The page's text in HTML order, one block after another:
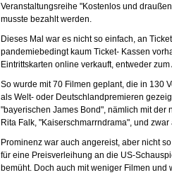
Veranstaltungsreihe "Kostenlos und
musste bezahlt werden.
Dieses Mal war es nicht so einfach, an
pandemiebedingt kaum Ticket- Kassen
Eintrittskarten online verkauft, entweder
So wurde mit 70 Filmen geplant, die in 130
als Welt- oder Deutschlandpremieren
"bayerischen James Bond", nämlich mit der
Rita Falk, "Kaiserschmarrndrama", und
Prominenz war auch angereist, aber nicht
für eine Preisverleihung an die US-
bemüht. Doch auch mit weniger Filmen